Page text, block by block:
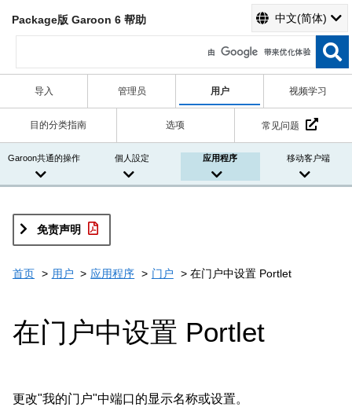
Package版 Garoon 6 帮助 中文(简体)
导入 管理员 用户 视频学习
目的分类指南 选项 常见问题
Garoon共通的操作 個人設定 应用程序 移动客户端
免责声明
首页 用户 应用程序 门户 在门户中设置 Portlet
在门户中设置 Portlet
更改"我的门户"中端口的显示名称或设置。